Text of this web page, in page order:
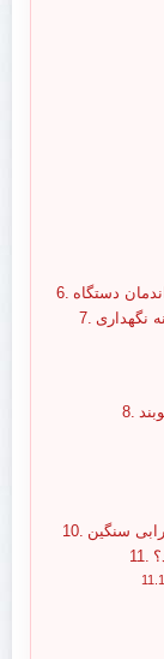
دستگاه
نگهداری
سنگین